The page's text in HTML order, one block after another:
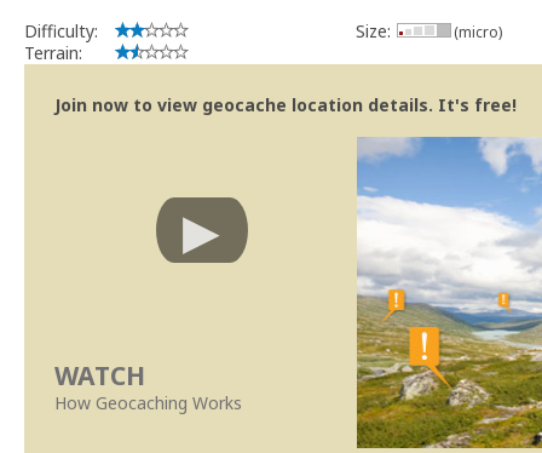
Difficulty:
Terrain:
Size: (micro)
Join now to view geocache location details. It's free!
WATCH
How Geocaching Works